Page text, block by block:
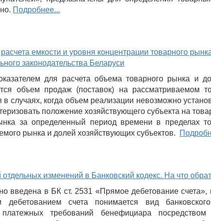
Подробнее...
емкости и уровня концентрации товарного
законодательства Беларуси
для расчета объема товарного рынка и
объем продаж (поставок) на рассматриваемом
в случаях, когда объем реализации невозможно
положение хозяйствующего субъекта на
за определенный период времени в пределах
рынка и долей хозяйствующих субъектов.
изменений в Банковский кодекс. На что
введена в БК ст. 2531 «Прямое дебетование счета»,
счета понимается вид
платежных требований бенефициара